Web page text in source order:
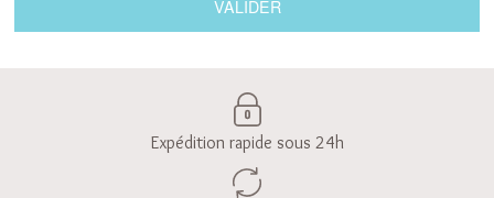
Expédition rapide sous 24h